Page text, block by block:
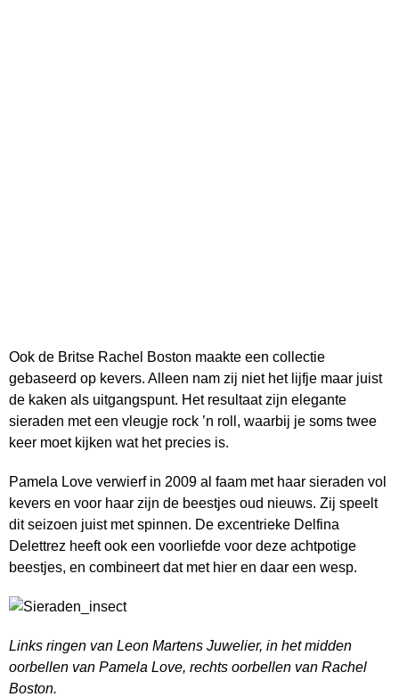
Ook de Britse Rachel Boston maakte een collectie
gebaseerd op kevers. Alleen nam zij niet het lijfje maar juist
de kaken als uitgangspunt. Het resultaat zijn elegante
sieraden met een vleugje rock ’n roll, waarbij je soms twee
keer moet kijken wat het precies is.
Pamela Love verwierf in 2009 al faam met haar sieraden vol
kevers en voor haar zijn de beestjes oud nieuws. Zij speelt
dit seizoen juist met spinnen. De excentrieke Delfina
Delettrez heeft ook een voorliefde voor deze achtpotige
beestjes, en combineert dat met hier en daar een wesp.
Links ringen van Leon Martens Juwelier, in het midden
oorbellen van Pamela Love, rechts oorbellen van Rachel
Boston.